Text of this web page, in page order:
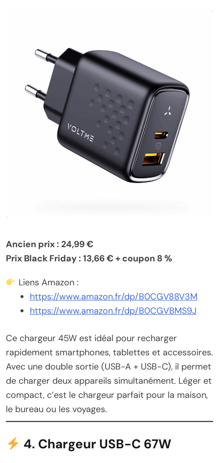
Ancien prix : 24,99 €
Prix Black Friday : 13,66 € + coupon 8 %
Liens Amazon :
https://www.amazon.fr/dp/B0CGV88V3M
https://www.amazon.fr/dp/B0CGVBMS9J
Ce chargeur 45W est idéal pour recharger
rapidement smartphones, tablettes et accessoires.
Avec une double sortie (USB-A + USB-C), il permet
de charger deux appareils simultanément. Léger et
compact, c’est le chargeur parfait pour la maison,
le bureau ou les voyages.
4. Chargeur USB-C 67W